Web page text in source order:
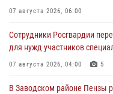
07 августа 2026, 06:00
Сотрудники Росгвардии
для нужд участников
07 августа 2026, 04:00 5
В Заводском районе Пензы